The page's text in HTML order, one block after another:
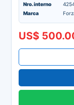
Nro. interno
Marca
US$